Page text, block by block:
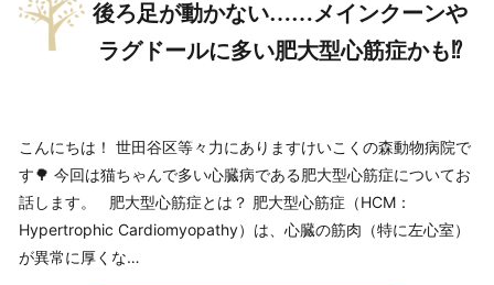
後ろ足が動かない……メインクーンや
ラグドールに多い肥大型心筋症かも⁉
こんにちは！ 世田谷区等々力にありますけいこくの森動物病院で
す🌳 今回は猫ちゃんで多い心臓病である肥大型心筋症についてお
話します。 肥大型心筋症とは？ 肥大型心筋症（HCM：
Hypertrophic Cardiomyopathy）は、心臓の筋肉（特に左心室）
が異常に厚くな…